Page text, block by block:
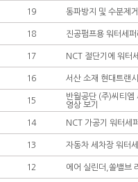
19 동파방지 및 수분제
18 진공펌프용 워터세
17 NCT 절단기에 워터
16 서산 소재 현대트랜
15
반월공단 (주)씨티
영상 보기
14 NCT 가공기 워터세
13 자동차 세차장 워터
12 에어 실린더,쏠밸브